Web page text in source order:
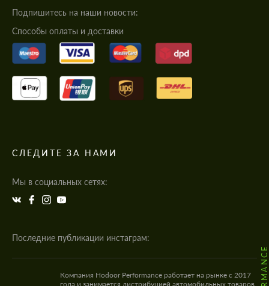
Подпишитесь на наши новости:
Cпособы оплаты и доставки
СЛЕДИТЕ ЗА НАМИ
Мы в социальных сетях:
Последние публикации инстаграм:
Компания Hodoor Performance работает на рынке с 2017
года и занимается дистрибуцией автомобильных товаров,